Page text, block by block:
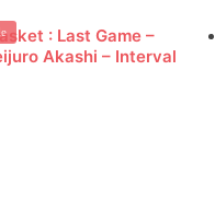
: Last Game –
Akashi – Interval